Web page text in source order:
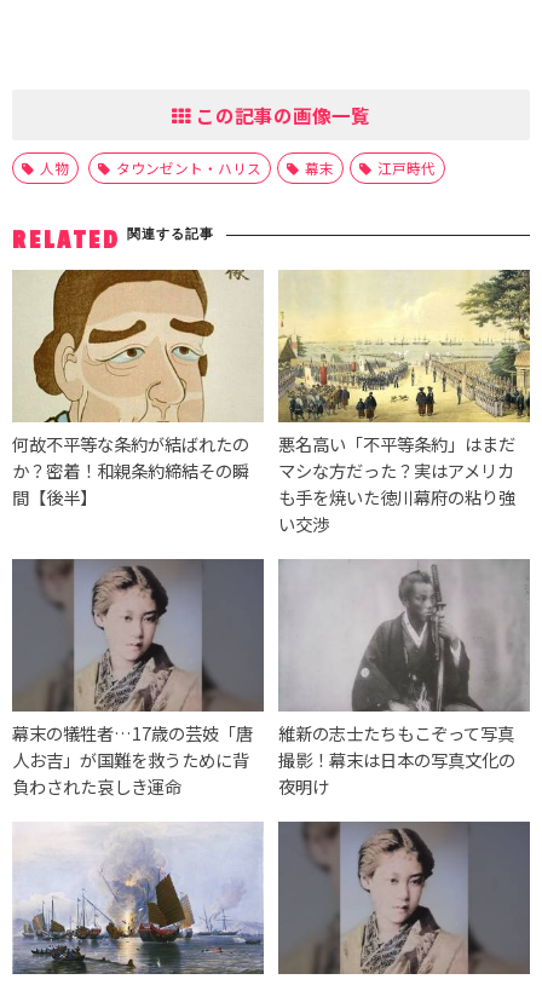
この記事の画像一覧
人物 タウンゼント・ハリス 幕末 江戸時代
RELATED 関連する記事
何故不平等な条約が結ばれたの
か？密着！和親条約締結その瞬
間【後半】
悪名高い「不平等条約」はまだ
マシな方だった？実はアメリカ
も手を焼いた徳川幕府の粘り強
い交渉
幕末の犠牲者…17歳の芸妓「唐
人お吉」が国難を救うために背
負わされた哀しき運命
維新の志士たちもこぞって写真
撮影！幕末は日本の写真文化の
夜明け